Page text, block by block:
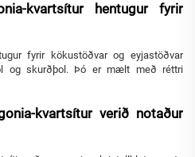
kvartsítur hentugur fyrir
fyrir kökustöðvar og eyjastöðvar
og skurðþol. Þó er mælt með réttri
kvartsítur verið notaður